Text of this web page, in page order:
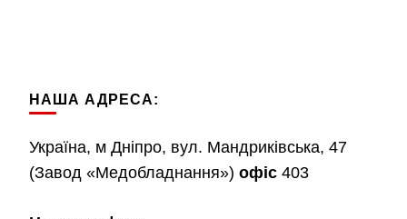
НАША АДРЕСА:
Україна, м Дніпро, вул. Мандриківська, 47
(Завод «Медобладнання») офіс 403